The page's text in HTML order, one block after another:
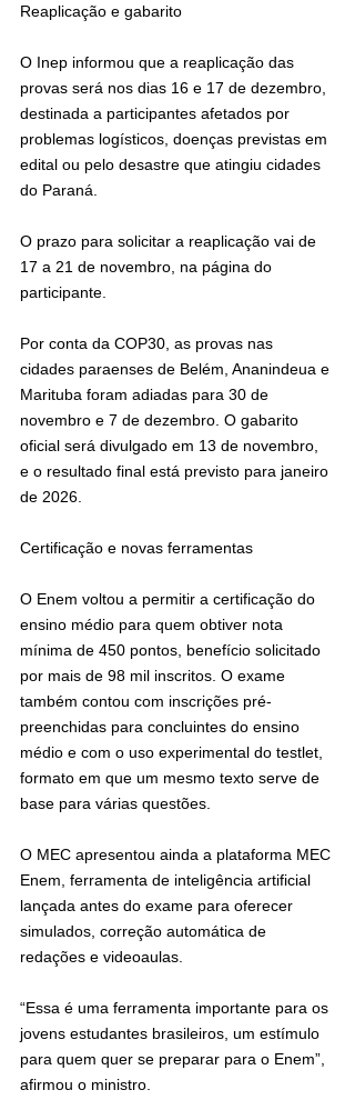
Reaplicação e gabarito
O Inep informou que a reaplicação das
provas será nos dias 16 e 17 de dezembro,
destinada a participantes afetados por
problemas logísticos, doenças previstas em
edital ou pelo desastre que atingiu cidades
do Paraná.
O prazo para solicitar a reaplicação vai de
17 a 21 de novembro, na página do
participante.
Por conta da COP30, as provas nas
cidades paraenses de Belém, Ananindeua e
Marituba foram adiadas para 30 de
novembro e 7 de dezembro. O gabarito
oficial será divulgado em 13 de novembro,
e o resultado final está previsto para janeiro
de 2026.
Certificação e novas ferramentas
O Enem voltou a permitir a certificação do
ensino médio para quem obtiver nota
mínima de 450 pontos, benefício solicitado
por mais de 98 mil inscritos. O exame
também contou com inscrições pré-
preenchidas para concluintes do ensino
médio e com o uso experimental do testlet,
formato em que um mesmo texto serve de
base para várias questões.
O MEC apresentou ainda a plataforma MEC
Enem, ferramenta de inteligência artificial
lançada antes do exame para oferecer
simulados, correção automática de
redações e videoaulas.
“Essa é uma ferramenta importante para os
jovens estudantes brasileiros, um estímulo
para quem quer se preparar para o Enem”,
afirmou o ministro.